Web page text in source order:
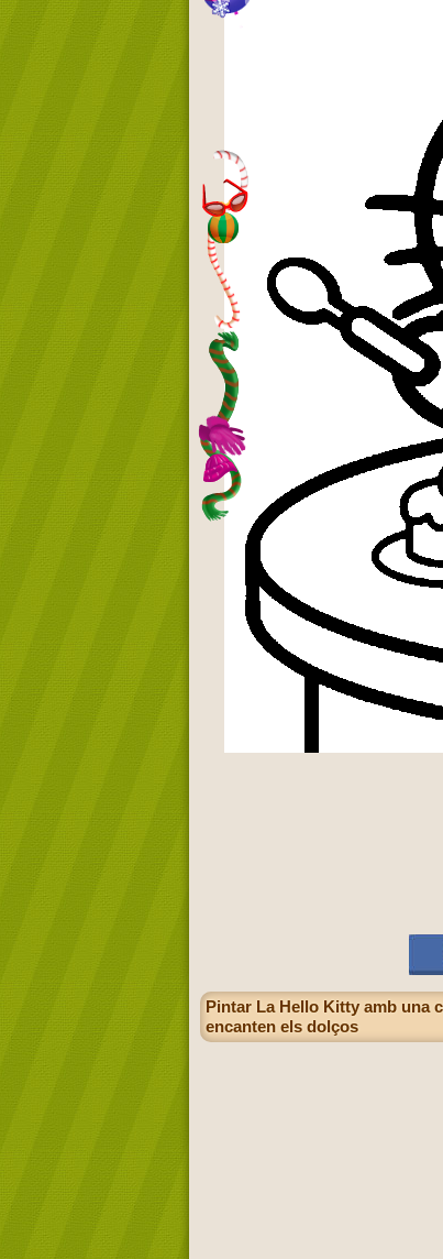
Pintar La Hello Kitty amb una
encanten els dolços